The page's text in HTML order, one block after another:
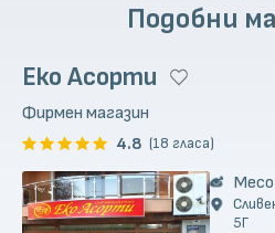
Подобни
Еко Асорти
Фирмен магазин
4.8 (18 гласа)
5Г